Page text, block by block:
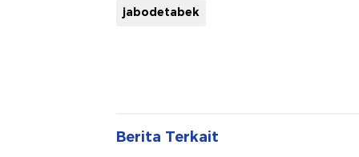
jabodetabek
Berita Terkait